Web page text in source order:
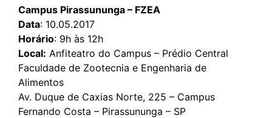
Campus Pirassununga – FZEA
Data: 10.05.2017
Horário: 9h às 12h
Local: Anfiteatro do Campus – Prédio Central
Faculdade de Zootecnia e Engenharia de
Alimentos
Av. Duque de Caxias Norte, 225 – Campus
Fernando Costa – Pirassununga – SP